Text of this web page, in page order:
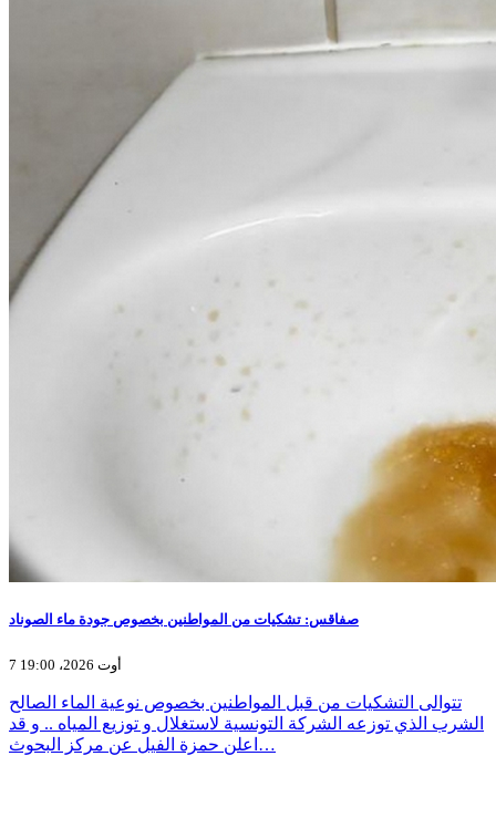
صفاقس: تشكيات من المواطنين بخصوص جودة ماء الصوناد
7 أوت 2026، 19:00
تتوالى التشكيات من قبل المواطنين بخصوص نوعية الماء الصالح
الشرب الذي توزعه الشركة التونسية لاستغلال و توزيع المياه .. و قد
اعلن حمزة الفيل عن مركز البحوث…